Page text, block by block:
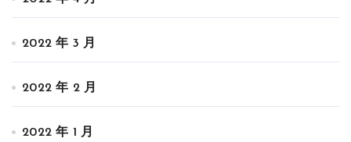
2022 年 3 月
2022 年 2 月
2022 年 1 月